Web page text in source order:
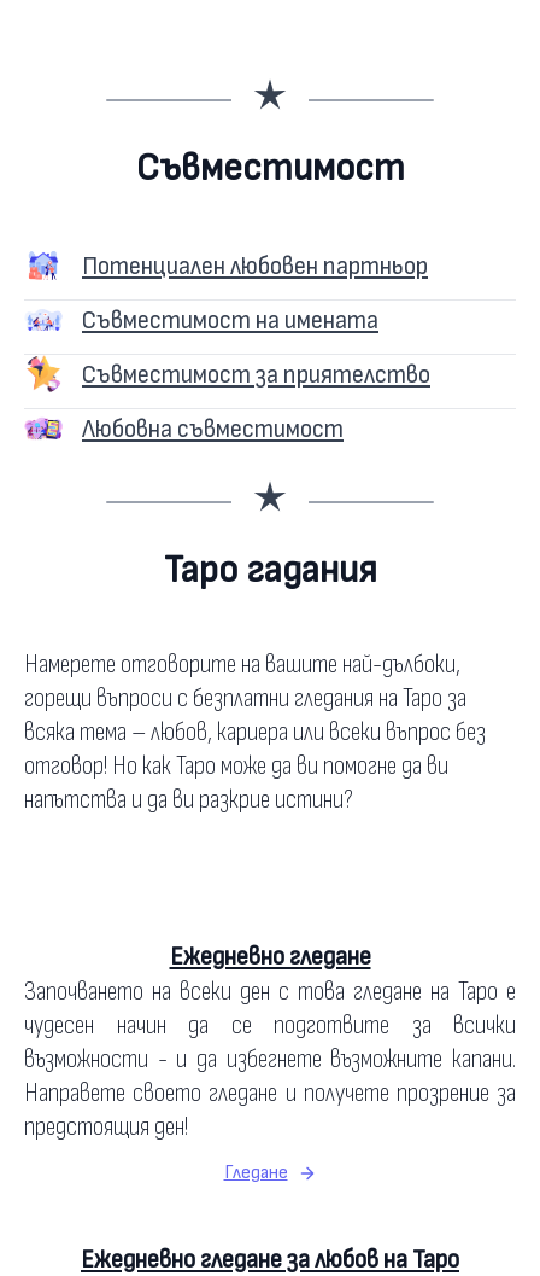
Съвместимост
Потенциален любовен партньор
Съвместимост на имената
Съвместимост за приятелство
Любовна съвместимост
Таро гадания
Намерете отговорите на вашите най-дълбоки,
горещи въпроси с безплатни гледания на Таро за
всяка тема – любов, кариера или всеки въпрос без
отговор! Но как Таро може да ви помогне да ви
напътства и да ви разкрие истини?
Ежедневно гледане
Започването на всеки ден с това гледане на Таро е
чудесен начин да се подготвите за всички
възможности - и да избегнете възможните капани.
Направете своето гледане и получете прозрение за
предстоящия ден!
Гледане
Ежедневно гледане за любов на Таро